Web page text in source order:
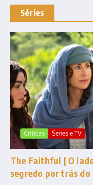
Séries
Criticas Series e TV
The Faithful | O
segredo por trás